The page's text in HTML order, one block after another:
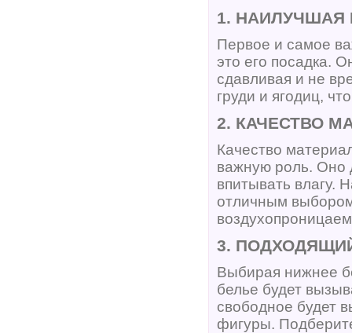
1. НАИЛУЧШАЯ
Первое и самое
это его посадка.
сдавливая и не
груди и ягодиц,
2. КАЧЕСТВО
Качество
важную роль. Оно
впитывать влагу.
отличным
3.
Выбирая нижнее
белье будет
свободное будет
фигуры.